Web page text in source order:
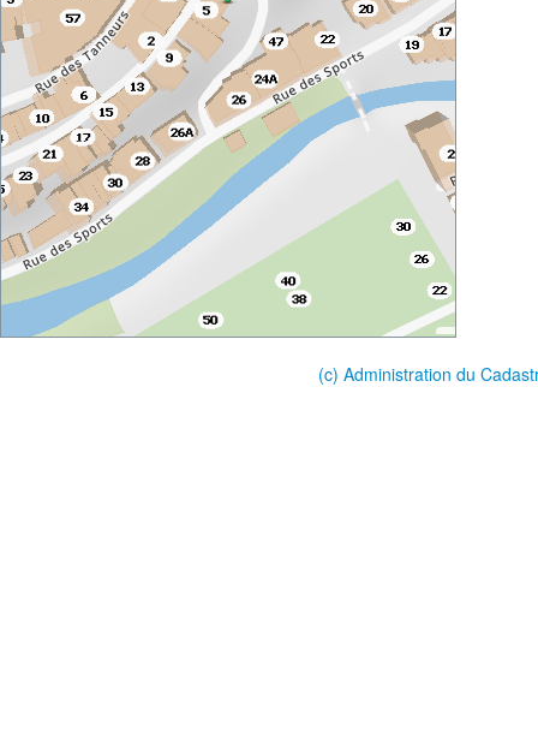
(c) Administration du